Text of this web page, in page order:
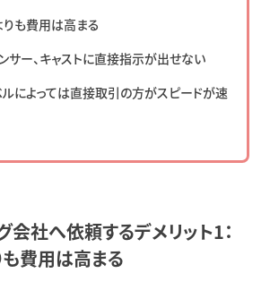
も費用は高まる
サー、キャストに直接指示が出せない
によっては直接取引の方がスピードが速
会社へ依頼するデメリット1：
費用は高まる